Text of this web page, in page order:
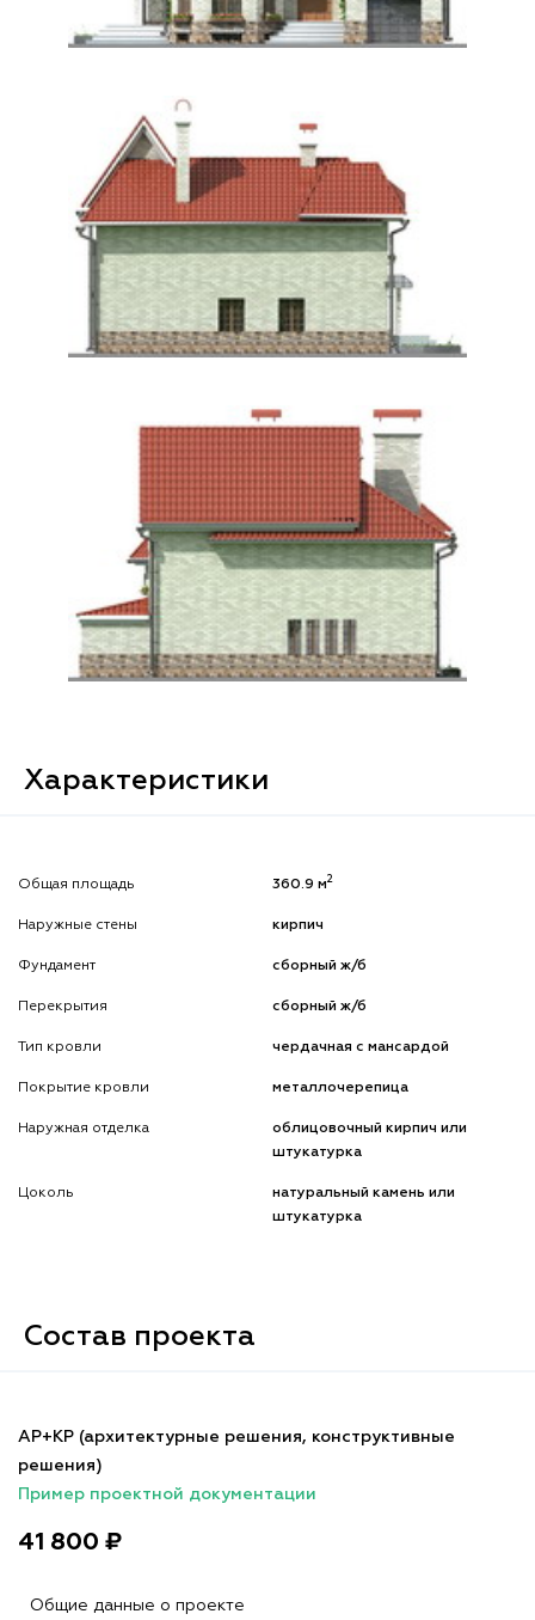
Характеристики
Общая площадь 360.9 м2
Наружные стены кирпич
Фундамент сборный ж/б
Перекрытия сборный ж/б
Тип кровли чердачная с мансардой
Покрытие кровли металлочерепица
Наружная отделка
облицовочный кирпич или
штукатурка
Цоколь
натуральный камень или
штукатурка
Состав проекта
АР+КР (архитектурные решения, конструктивные
решения)
Пример проектной документации
41 800 ₽
Общие данные о проекте